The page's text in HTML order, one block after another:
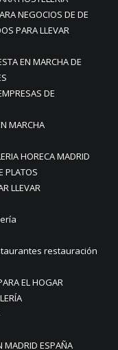
NEGOCIOS DE DE
PARA LLEVAR
EN MARCHA DE
DE
MARCHA
HORECA MADRID
PLATOS
LLEVAR
restauración
EL HOGAR
MADRID ESPAÑA